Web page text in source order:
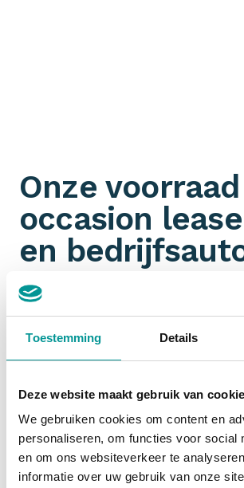
Toestemming Details
Deze website maakt gebruik van
We gebruiken cookies om content en
personaliseren, om functies voor social
en om ons websiteverkeer te
informatie over uw gebruik van onze
Onze voorraad
occasion
en
Omdat wij aangesloten zijn bij talloze
hebben wij een ongeëvenaarde
ook nog eens gemakkelijk op
start dus bij De Lease Financier!
Financial lease
Zakelijk een occasionfinancial leasen